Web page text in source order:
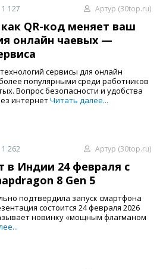
1 127 Артур (30top.ru)
QR-код меняет ваш
онлайн чаевых —
сервисы для онлайн
популярными среди работников
Вопрос безопасности и удобства
интернетЧитать далее...
1 262 Артур (30top.ru)
в Индии 24 февраля с
8 Gen 5
подтвердила запуск смартфона
состоится 24 февраля 2026
новинку «мощным флагманом